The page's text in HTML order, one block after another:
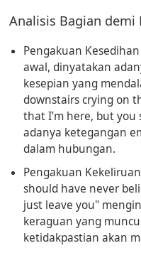
Analisis Bagian demi
Pengakuan
awal, dinyatakan
kesepian yang
downstairs crying on
that I’m here, but
adanya ketegangan
dalam hubungan.
Pengakuan
should have never
just leave you"
keraguan yang
ketidakpastian akan